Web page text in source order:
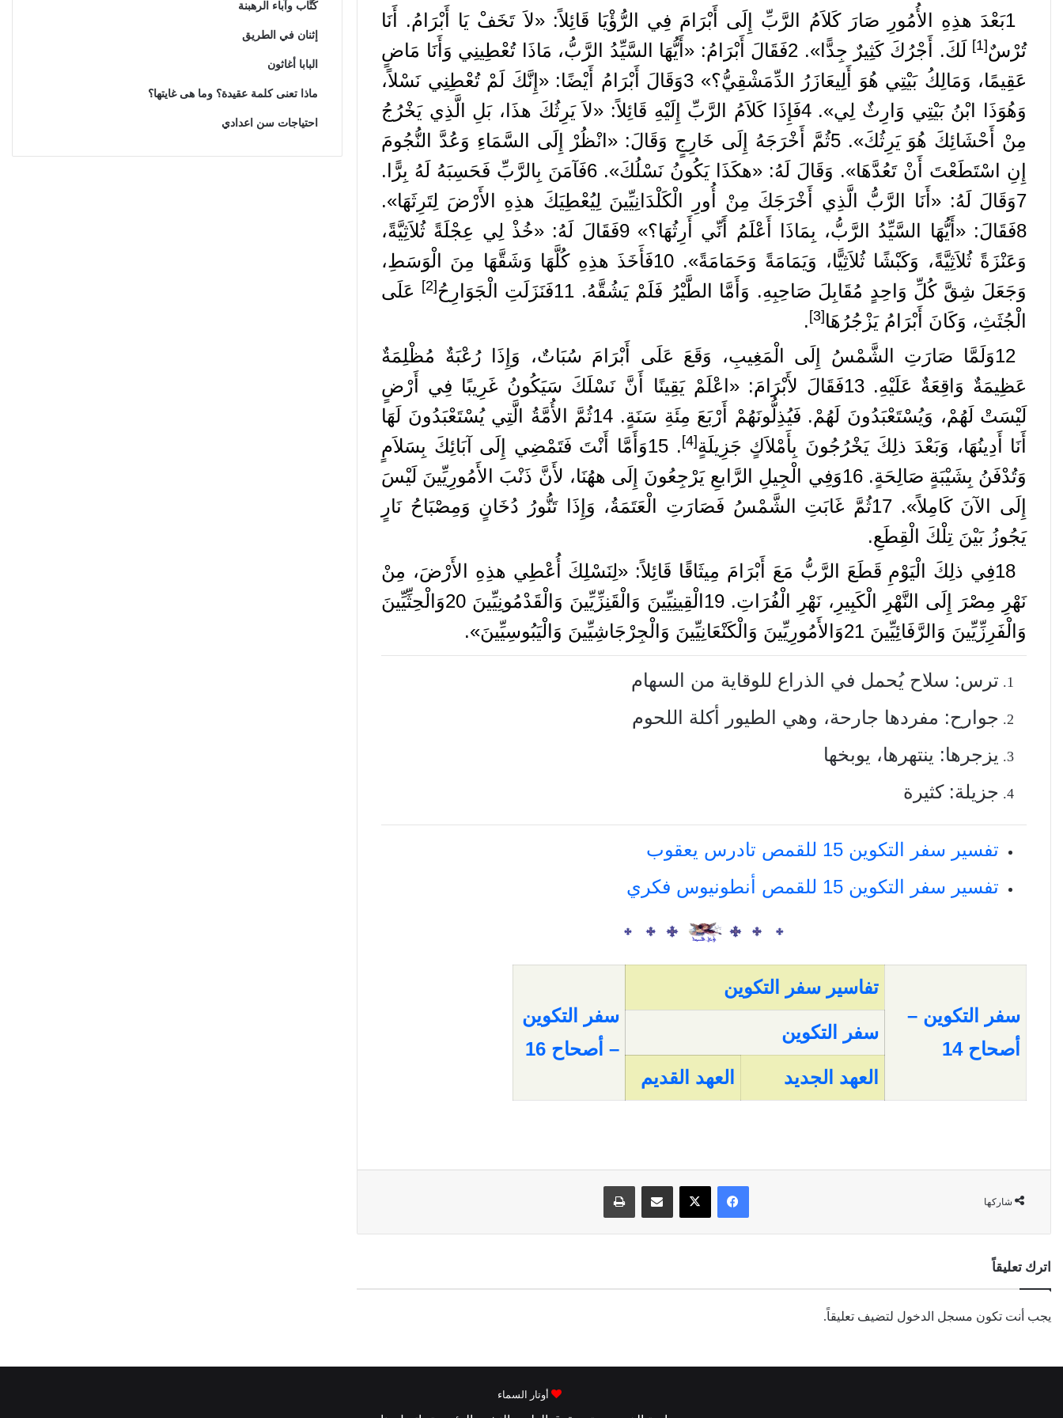
1بَعْدَ هذِهِ الأُمُورِ صَارَ كَلاَمُ الرَّبِّ إِلَى أَبْرَامَ فِي الرُّؤْيَا قَائِلاً: «لاَ تَخَفْ يَا أَبْرَامُ.
أَنَا
تُرْسٌ[1] لَكَ. أَجْرُكَ كَثِيرٌ جِدًّا».
2فَقَالَ أَبْرَامُ: « أَيُّهَا السَّيِّدُ الرَّبُّ، مَاذَا تُعْطِينِي وَأَنَا مَاضٍ
عَقِيمًا، وَمَالِكُ بَيْتِي هُوَ أَلِيعَازَرُ الدِّمَشْقِيُّ؟»
3وَقَالَ أَبْرَامُ أَيْضًا: « إِنَّكَ لَمْ تُعْطِنِي نَسْلاً،
وَهُوَذَا
ابْنُ بَيْتِي وَارِثٌ لِي».
4فَإِذَا كَلاَمُ الرَّبِّ إِلَيْهِ قَائِلاً: «لاَ يَرِثُكَ هذَا، بَلِ الَّذِي يَخْرُجُ
مِنْ
أَحْشَائِكَ هُوَ يَرِثُكَ».
5ثُمَّ أَخْرَجَهُ إِلَى خَارِجٍ وَقَالَ: « انْظُرْ إِلَى السَّمَاءِ وَعُدَّ
النُّجُومَ
إِنِ
اسْتَطَعْتَ أَنْ تَعُدَّهَا». وَقَالَ لَهُ: «هكَذَا يَكُونُ نَسْلُكَ».
6فَآمَنَ بِالرَّبِّ فَحَسِبَهُ لَهُ بِرًّا .
7وَقَالَ لَهُ: « أَنَا الرَّبُّ الَّذِي أَخْرَجَكَ مِنْ أُورِ الْكَلْدَانِيِّينَ لِيُعْطِيَكَ هذِهِ الأَرْضَ لِتَرِثَهَا».
8فَقَالَ: « أَيُّهَا السَّيِّدُ الرَّبُّ، بِمَاذَا أَعْلَمُ أَنِّي أَرِثُهَا؟»
9فَقَالَ لَهُ: «خُذْ لِي عِجْلَةً ثُلاَثِيَّةً،
وَعَنْزَةً ثُلاَثِيَّةً، وَكَبْشًا ثُلاَثِيًّا، وَيَمَامَةً وَحَمَامَةً».
10فَأَخَذَ هذِهِ كُلَّهَا وَشَقَّهَا مِنَ
الْوَسَطِ،
وَجَعَلَ شِقَّ كُلِّ وَاحِدٍ مُقَابِلَ صَاحِبِهِ. وَأَمَّا الطَّيْرُ فَلَمْ يَشُقَّهُ.
11فَنَزَلَتِ الْجَوَارِحُ[2]
عَلَى
الْجُثَثِ، وَكَانَ أَبْرَامُ يَزْجُرُهَا [3]
.
12وَلَمَّا صَارَتِ الشَّمْسُ إِلَى الْمَغِيبِ، وَقَعَ عَلَى أَبْرَامَ سُبَاتٌ، وَإِذَا رُعْبَةٌ مُظْلِمَةٌ
عَظِيمَةٌ وَاقِعَةٌ عَلَيْهِ.
13فَقَالَ لأَبْرَامَ: « اعْلَمْ يَقِينًا أَنَّ نَسْلَكَ سَيَكُونُ غَرِيبًا فِي
أَرْضٍ
لَيْسَتْ لَهُمْ، وَيُسْتَعْبَدُونَ لَهُمْ. فَيُذِلُّونَهُمْ أَرْبَعَ مِئَةِ سَنَةٍ.
14ثُمَّ الأُمَّةُ الَّتِي يُسْتَعْبَدُونَ لَهَا
أَنَا
أَدِينُهَا، وَبَعْدَ ذلِكَ يَخْرُجُونَ بِأَمْلاَكٍ جَزِيلَةٍ[4]
.
15وَأَمَّا أَنْتَ فَتَمْضِي إِلَى آبَائِكَ بِسَلاَمٍ
وَتُدْفَنُ بِشَيْبَةٍ صَالِحَةٍ.
16وَفِي الْجِيلِ الرَّابعِ يَرْجِعُونَ إِلَى ههُنَا، لأَنَّ ذَنْبَ الأَمُورِيِّينَ لَيْسَ
إِلَى
الآنَ كَامِلاً».
17ثُمَّ غَابَتِ الشَّمْسُ فَصَارَتِ الْعَتَمَةُ، وَإِذَا تَنُّورُ دُخَانٍ وَمِصْبَاحُ نَارٍ
يَجُوزُ بَيْنَ تِلْكَ الْقِطَعِ.
18فِي ذلِكَ الْيَوْمِ قَطَعَ الرَّبُّ مَعَ أَبْرَامَ مِيثَاقًا قَائِلاً: «لِنَسْلِكَ أُعْطِي هذِهِ الأَرْضَ، مِنْ
نَهْرِ
مِصْرَ إِلَى النَّهْرِ الْكَبِيرِ، نَهْرِ الْفُرَاتِ.
19 الْقِينِيِّينَ وَالْقَنِزِّيِّينَ وَالْقَدْمُونِيِّينَ 20وَالْحِثِّيِّينَ
وَالْفَرِزِّيِّينَ وَالرَّفَائِيِّينَ 21وَالأَمُورِيِّينَ وَالْكَنْعَانِيِّينَ وَالْجِرْجَاشِيِّينَ وَالْيَبُوسِيِّينَ».
ترس: سلاح يُحمل في الذراع للوقاية من السهام
جوارح: مفردها جارحة، وهي الطيور أكلة اللحوم
يزجرها: ينتهرها، يوبخها
جزيلة: كثيرة
تفسير سفر التكوين 15 للقمص تادرس يعقوب
تفسير سفر التكوين 15 للقمص أنطونيوس فكري
سفر التكوين –
أصحاح 14
تفاسير سفر التكوين
سفر التكوين
– أصحاح 16
سفر التكوين
العهد الجديد العهد القديم
شاركها
فيسبوك ‫X مشاركة عبر البريد
اترك تعليقاً
يجب أنت تكون مسجل الدخول لتضيف تعليقاً.
كُتَّاب وآباء الرهبنة
إثنان في الطريق
البابا أغاثون
ماذا تعنى كلمة عقيدة؟ وما هى غايتها؟
احتياجات سن اعدادي
أوتار السماء